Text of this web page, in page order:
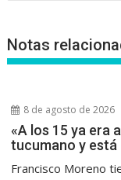
Notas
8 de agosto de 2026
«A los 15 ya era
tucumano y está
Francisco Moreno